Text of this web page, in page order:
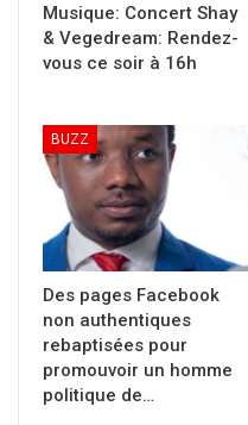
C’est au Tribunal de
Fané a été entendu
dernier l’a
Musique: Concert Shay
& Vegedream: Rendez-
vous ce soir à 16h
BUZZ
Des pages Facebook
non authentiques
rebaptisées pour
promouvoir un homme
politique de…